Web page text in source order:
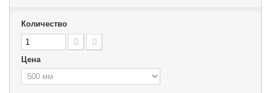
Количество
Цена